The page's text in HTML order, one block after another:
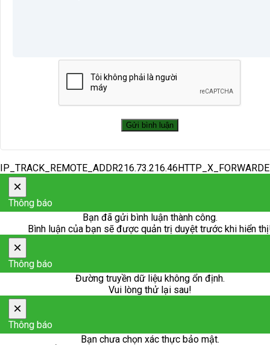
×
Thông báo
Bạn đã gửi bình luận thành công.
Bình luận của bạn sẽ được quản trị duyệt trước khi hiển
×
Thông báo
Đường truyền dữ liệu không ổn định.
Vui lòng thử lại sau!
×
Thông báo
Bạn chưa chọn xác thực bảo mật.